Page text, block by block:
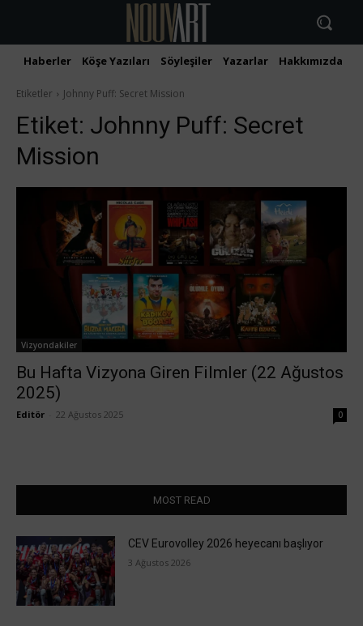
Haberler Köşe Yazıları Söyleşiler Yazarlar Hakkımızda
Etiketler Johnny Puff: Secret Mission
Etiket: Johnny Puff: Secret
Mission
Vizyondakiler
Bu Hafta Vizyona Giren Filmler (22 Ağustos
2025)
Editör 22 Ağustos 2025 0
MOST READ
CEV Eurovolley 2026 heyecanı başlıyor
3 Ağustos 2026